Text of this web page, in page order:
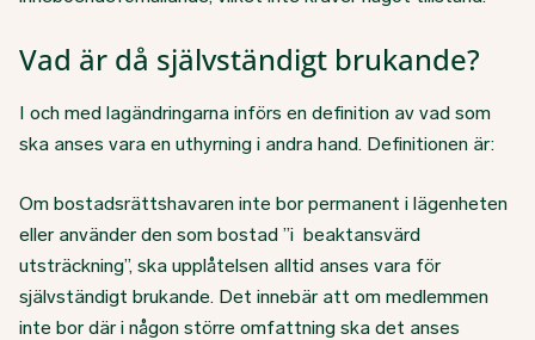
Vad är då självständigt brukande?
I och med lagändringarna införs en definition av vad som
ska anses vara en uthyrning i andra hand. Definitionen är:
Om bostadsrättshavaren inte bor permanent i lägenheten
eller använder den som bostad ”i beaktansvärd
utsträckning”, ska upplåtelsen alltid anses vara för
självständigt brukande. Det innebär att om medlemmen
inte bor där i någon större omfattning ska det anses